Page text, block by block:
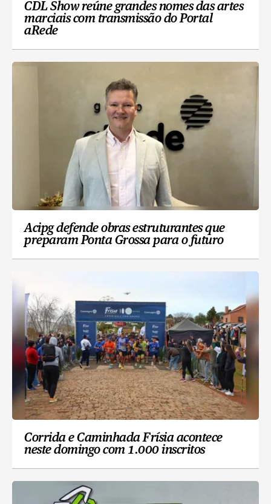
CDL Show reúne grandes nomes das artes
marciais com transmissão do Portal
aRede
Acipg defende obras estruturantes que
preparam Ponta Grossa para o futuro
Corrida e Caminhada Frísia acontece
neste domingo com 1.000 inscritos